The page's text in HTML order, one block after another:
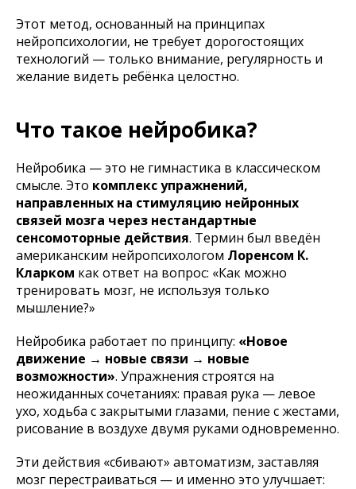
Этот метод, основанный на принципах
нейропсихологии, не требует дорогостоящих
технологий — только внимание, регулярность и
желание видеть ребёнка целостно.
Что такое нейробика?
Нейробика — это не гимнастика в классическом
смысле. Это комплекс упражнений,
направленных на стимуляцию нейронных
связей мозга через нестандартные
сенсомоторные действия. Термин был введён
американским нейропсихологом Лоренсом К.
Кларком как ответ на вопрос: «Как можно
тренировать мозг, не используя только
мышление?»
Нейробика работает по принципу: «Новое
движение → новые связи → новые
возможности». Упражнения строятся на
неожиданных сочетаниях: правая рука — левое
ухо, ходьба с закрытыми глазами, пение с жестами,
рисование в воздухе двумя руками одновременно.
Эти действия «сбивают» автоматизм, заставляя
мозг перестраиваться — и именно это улучшает: